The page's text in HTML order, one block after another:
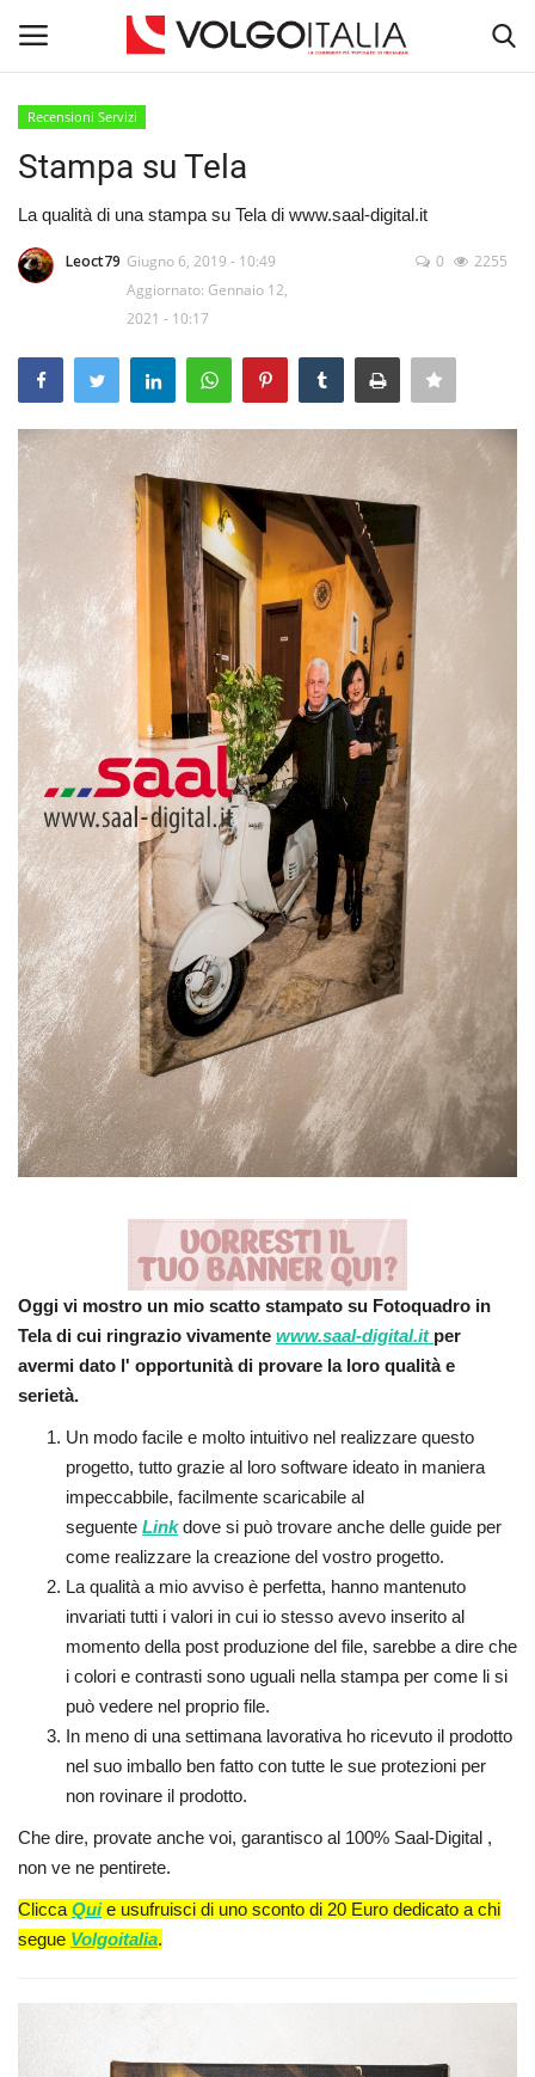
Home
La Community
Il Fondatore
Dicono di noi
Entra nel Team
Volgo Academy
Tecnologia
Sapori
Partner
Recensioni
Contatti
Galleria
Shop
Recensioni Servizi
Stampa su Tela
La qualità di una stampa su Tela di www.saal-digital.it
Leoct79 Giugno 6, 2019 - 10:49
Aggiornato: Gennaio 12,
2021 - 10:17
0 2255
Oggi vi mostro un mio scatto stampato su Fotoquadro in
Tela di cui ringrazio vivamente www.saal-digital.it per
avermi dato l' opportunità di provare la loro qualità e
serietà.
Un modo facile e molto intuitivo nel realizzare questo
progetto, tutto grazie al loro software ideato in maniera
impeccabbile, facilmente scaricabile al
seguente Linkdove si può trovare anche delle guide per
come realizzare la creazione del vostro progetto.
La qualità a mio avviso è perfetta, hanno mantenuto
invariati tutti i valori in cui io stesso avevo inserito al
momento della post produzione del file, sarebbe a dire che
i colori e contrasti sono uguali nella stampa per come li si
può vedere nel proprio file.
In meno di una settimana lavorativa ho ricevuto il prodotto
nel suo imballo ben fatto con tutte le sue protezioni per
non rovinare il prodotto.
Che dire, provate anche voi, garantisco al 100% Saal-Digital ,
non ve ne pentirete.
Clicca Quie usufruisci di uno sconto di 20 Euro dedicato a chi
segue Volgoitalia.